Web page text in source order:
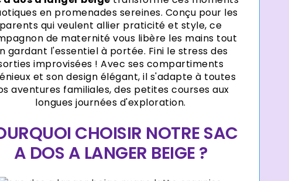
en promenades sereines. Conçu pour les
parents qui veulent allier praticité et style, ce
de maternité vous libère les mains tout
gardant l'essentiel à portée. Fini le stress des
improvisées ! Avec ses compartiments
et son design élégant, il s'adapte à toutes
aventures familiales, des petites courses aux
longues journées d'exploration.
CHOISIR NOTRE SAC
A DOS A LANGER BEIGE ?